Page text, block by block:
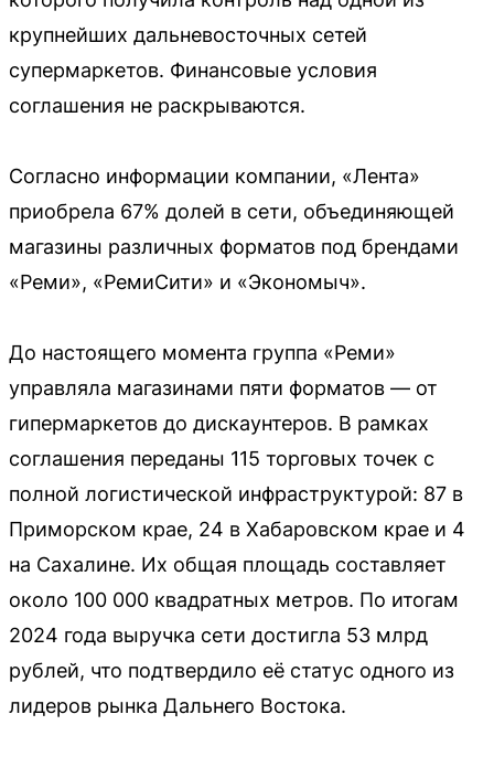
крупнейших дальневосточных сетей
супермаркетов. Финансовые условия
соглашения не раскрываются.
Согласно информации компании, «Лента»
приобрела 67% долей в сети, объединяющей
магазины различных форматов под брендами
«Реми», «РемиСити» и «Экономыч».
До настоящего момента группа «Реми»
управляла магазинами пяти форматов — от
гипермаркетов до дискаунтеров. В рамках
соглашения переданы 115 торговых точек с
полной логистической инфраструктурой: 87 в
Приморском крае, 24 в Хабаровском крае и 4
на Сахалине. Их общая площадь составляет
около 100 000 квадратных метров. По итогам
2024 года выручка сети достигла 53 млрд
рублей, что подтвердило её статус одного из
лидеров рынка Дальнего Востока.